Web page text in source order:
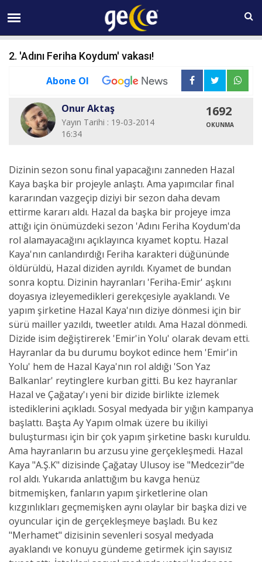
09 AĞUSTOS Pazar 07:30
2. 'Adını Feriha Koydum' vakası!
Abone Ol
Onur Aktaş
Yayın Tarihi : 19-03-2014
16:34
1692
OKUNMA
Dizinin sezon sonu final yapacağını zanneden Hazal
Kaya başka bir projeyle anlaştı. Ama yapımcılar final
kararından vazgeçip diziyi bir sezon daha devam
ettirme kararı aldı. Hazal da başka bir projeye imza
attığı için önümüzdeki sezon 'Adını Feriha Koydum'da
rol alamayacağını açıklayınca kıyamet koptu. Hazal
Kaya'nın canlandırdığı Feriha karakteri düğününde
öldürüldü, Hazal diziden ayrıldı. Kıyamet de bundan
sonra koptu. Dizinin hayranları 'Feriha-Emir' aşkını
doyasıya izleyemedikleri gerekçesiyle ayaklandı. Ve
yapım şirketine Hazal Kaya'nın diziye dönmesi için bir
sürü mailler yazıldı, tweetler atıldı. Ama Hazal dönmedi.
Dizide isim değiştirerek 'Emir'in Yolu' olarak devam etti.
Hayranlar da bu durumu boykot edince hem 'Emir'in
Yolu' hem de Hazal Kaya'nın rol aldığı 'Son Yaz
Balkanlar' reytinglere kurban gitti. Bu kez hayranlar
Hazal ve Çağatay'ı yeni bir dizide birlikte izlemek
istediklerini açıkladı. Sosyal medyada bir yığın kampanya
başlattı. Başta Ay Yapım olmak üzere bu ikiliyi
buluşturması için bir çok yapım şirketine baskı kuruldu.
Ama hayranların bu arzusu yine gerçekleşmedi. Hazal
Kaya "A.Ş.K" dizisinde Çağatay Ulusoy ise "Medcezir"de
rol aldı. Yukarıda anlattığım bu kavga henüz
bitmemişken, fanların yapım şirketlerine olan
kızgınlıkları geçmemişken aynı olaylar bir başka dizi ve
oyuncular için de gerçekleşmeye başladı. Bu kez
"Merhamet" dizisinin sevenleri sosyal medyada
ayaklandı ve konuyu gündeme getirmek için sayısız